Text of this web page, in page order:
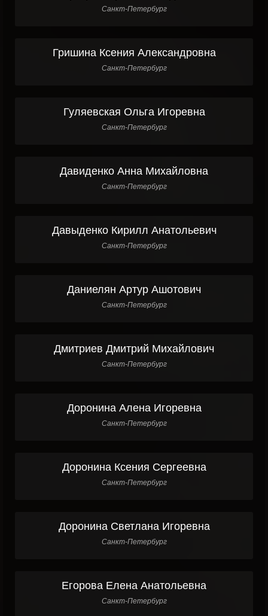
Санкт-Петербург
Гришина Ксения Александровна
Санкт-Петербург
Гуляевская Ольга Игоревна
Санкт-Петербург
Давиденко Анна Михайловна
Санкт-Петербург
Давыденко Кирилл Анатольевич
Санкт-Петербург
Даниелян Артур Ашотович
Санкт-Петербург
Дмитриев Дмитрий Михайлович
Санкт-Петербург
Доронина Алена Игоревна
Санкт-Петербург
Доронина Ксения Сергеевна
Санкт-Петербург
Доронина Светлана Игоревна
Санкт-Петербург
Егорова Елена Анатольевна
Санкт-Петербург